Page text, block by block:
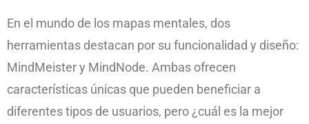
En el mundo de los mapas mentales, dos
herramientas destacan por su funcionalidad y diseño:
MindMeister y MindNode. Ambas ofrecen
características únicas que pueden beneficiar a
diferentes tipos de usuarios, pero ¿cuál es la mejor